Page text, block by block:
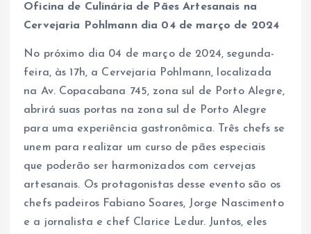
Oficina de Culinária de Pães Artesanais na
Cervejaria Pohlmann dia 04 de março de 2024
No próximo dia 04 de março de 2024, segunda-
feira, às 17h, a Cervejaria Pohlmann, localizada
na Av. Copacabana 745, zona sul de Porto Alegre,
abrirá suas portas na zona sul de Porto Alegre
para uma experiência gastronômica. Três chefs se
unem para realizar um curso de pães especiais
que poderão ser harmonizados com cervejas
artesanais. Os protagonistas desse evento são os
chefs padeiros Fabiano Soares, Jorge Nascimento
e a jornalista e chef Clarice Ledur. Juntos, eles